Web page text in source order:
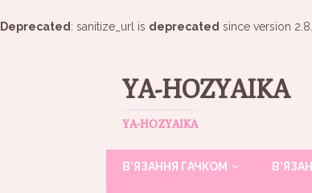
Deprecated : sanitize_url is deprecated since version
YA-HOZYAIKA
YA-HOZYAIKA
В’ЯЗАННЯ ГАЧКОМ